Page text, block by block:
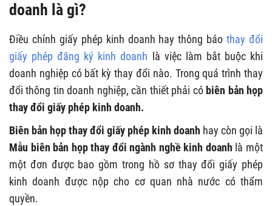
doanh là gì?
Điều chỉnh giấy phép kinh doanh hay thông báothay đổi
giấy phép đăng ký kinh doanh là việc làm bắt buộc khi
doanh nghiệp có bất kỳ thay đổi nào. Trong quá trình thay
đổi thông tin doanh nghiệp, cần thiết phải có biên bản họp
thay đổi giấy phép kinh doanh.
Biên bản họp thay đổi giấy phép kinh doanh hay còn gọi là
Mẫu biên bản họp thay đổi ngành nghề kinh doanh là một
một đơn được bao gồm trong hồ sơ thay đổi giấy phép
kinh doanh được nộp cho cơ quan nhà nước có thẩm
quyền.